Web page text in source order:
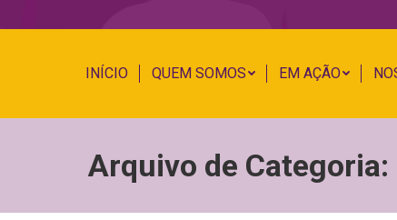
INÍCIO QUEM SOMOS EM AÇÃO
Arquivo de Categoria: